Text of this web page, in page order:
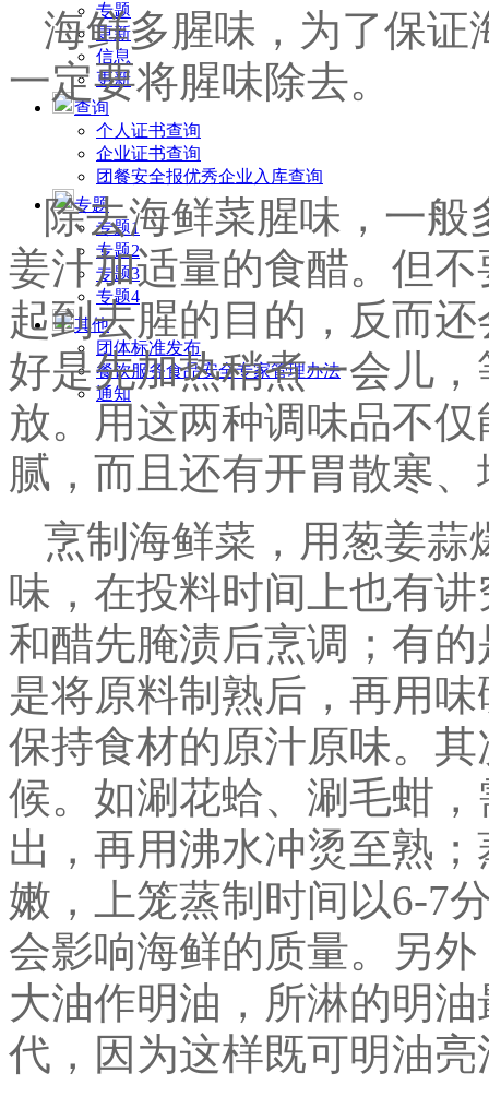
专题
更新
信息
更新
查询
个人证书查询
企业证书查询
团餐安全报优秀企业入库查询
专题
专题1
专题2
专题3
专题4
其他
团体标准发布
餐饮服务食品安全专家管理办法
通知
海鲜多腥味，为了保证
一定要将腥味除去。
除去海鲜菜腥味，一
姜汁加适量的食醋。但
起到去腥的目的，反而
好是先加热稍煮一会儿
放。用这两种调味品不
腻，而且还有开胃散寒
烹制海鲜菜，用葱姜蒜
味，在投料时间上也有
和醋先腌渍后烹调；有
是将原料制熟后，再用
保持食材的原汁原味。
候。如涮花蛤、涮毛蚶
出，再用沸水冲烫至熟
嫩，上笼蒸制时间以6-7
会影响海鲜的质量。另
大油作明油，所淋的明
代，因为这样既可明油